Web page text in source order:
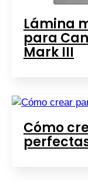
Lámina
para
Mark III
Cómo